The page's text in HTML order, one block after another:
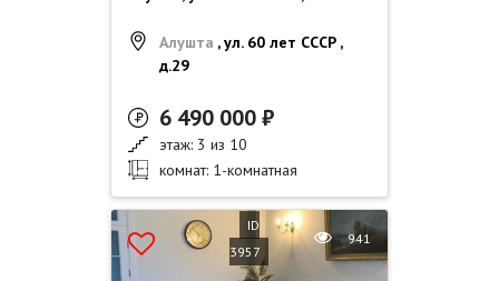
Алушта , ул. 60 лет СССР ,
д.29
6 490 000 ₽
этаж: 3 из 10
комнат: 1-комнатная
ID
3957
941